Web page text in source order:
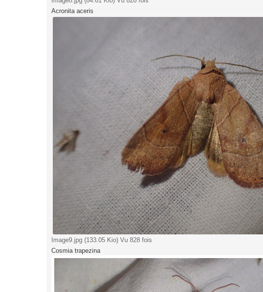
Acronita aceris
Image9.jpg (133.05 Kio) Vu 828 fois
Cosmia trapezina